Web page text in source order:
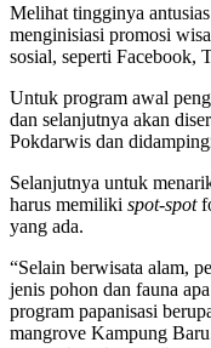
Melihat tingginya
menginisiasi promosi
sosial, seperti Facebook,
Untuk program awal
dan selanjutnya akan
Pokdarwis dan
Selanjutnya untuk
harus memiliki spot-spot
yang ada.
“Selain berwisata alam,
jenis pohon dan fauna
program papanisasi
mangrove Kampung